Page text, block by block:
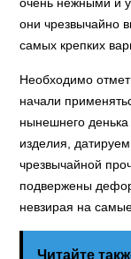
они чрезвычайно
самых крепких
Необходимо
начали
нынешнего денька
изделия,
чрезвычайной
подвержены
невзирая на
Читайте